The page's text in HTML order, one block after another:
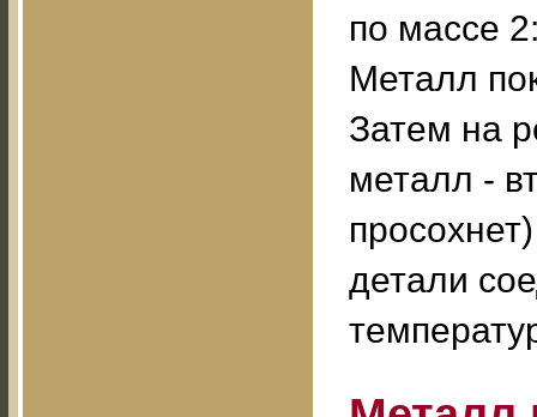
по массе
Металл
Затем на
металл -
детали